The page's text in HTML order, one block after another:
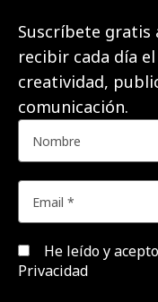
Suscríbete gratis
recibir cada día
creatividad,
comunicación.
He leído y
Privacidad